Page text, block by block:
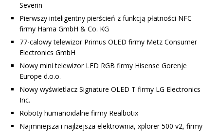
Severin
Pierwszy inteligentny pierścień z funkcją płatności NFC
firmy Hama GmbH & Co. KG
77-calowy telewizor Primus OLED firmy Metz Consumer
Electronics GmbH
Nowy mini telewizor LED RGB firmy Hisense Gorenje
Europe d.o.o.
Nowy wyświetlacz Signature OLED T firmy LG Electronics
Inc.
Roboty humanoidalne firmy Realbotix
Najmniejsza i najlżejsza elektrownia, xplorer 500 v2, firmy